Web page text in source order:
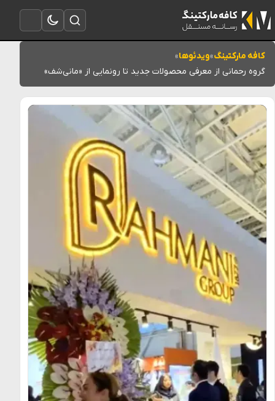
باز کردن منو
تغییر به حالت تاریک
باز کردن جستجو
کافه مارکتینگ»ویدئوها»
گروه رحمانی از معرفی محصولات جدید تا رونمایی از «مانی‌شف»